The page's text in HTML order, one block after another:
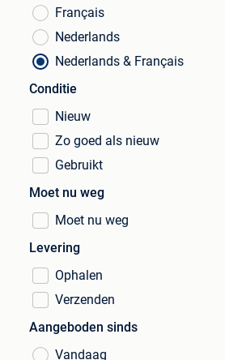
Français
Nederlands
Nederlands & Français
Conditie
Nieuw
Zo goed als nieuw
Gebruikt
Moet nu weg
Moet nu weg
Levering
Ophalen
Verzenden
Aangeboden sinds
Vandaag